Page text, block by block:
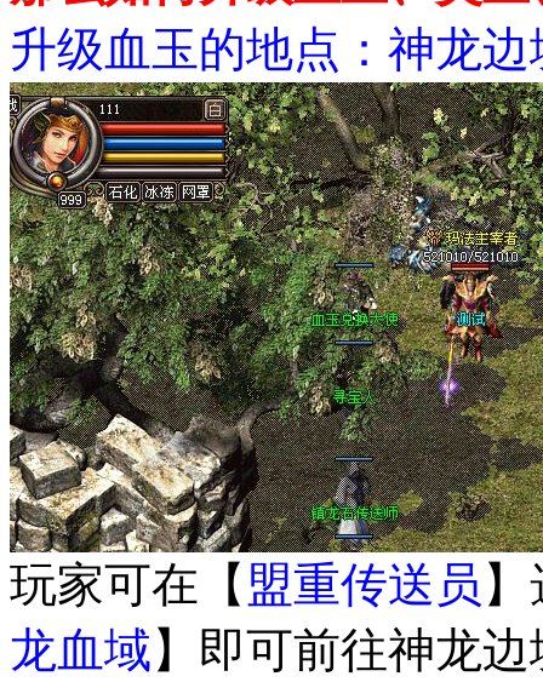
升级血玉的地点：神龙
玩家可在【 盟重传送员
龙血域】即可前往神龙